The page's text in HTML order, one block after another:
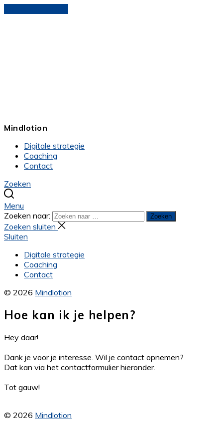
Mindlotion
Digitale strategie
Coaching
Contact
Zoeken
Menu
Zoeken naar:
Zoeken
Zoeken sluiten
Sluiten
Digitale strategie
Coaching
Contact
© 2026 Mindlotion
Hoe kan ik je helpen?
Hey daar!
Dank je voor je interesse. Wil je contact opnemen?
Dat kan via het contactformulier hieronder.
Tot gauw!
© 2026 Mindlotion